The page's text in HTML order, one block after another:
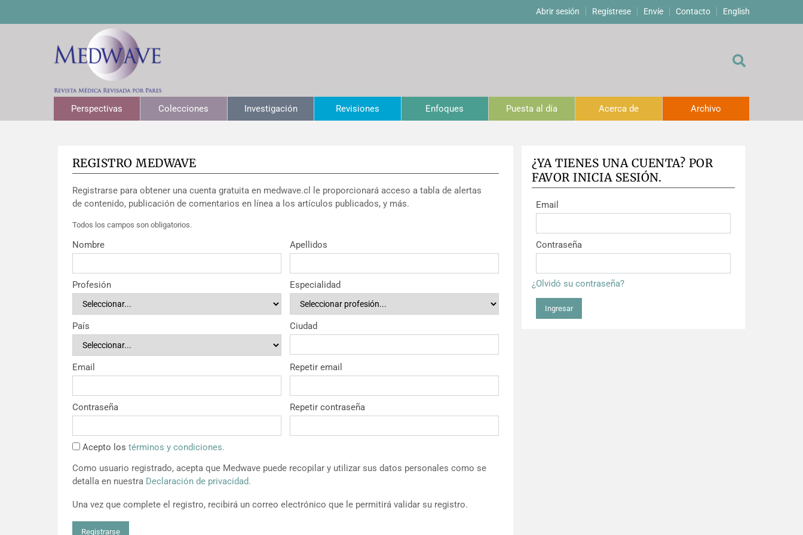
Abrir sesión Regístrese Envíe Contacto English
Perspectivas Colecciones Investigación Revisiones Enfoques Puesta al día Acerca de Archivo
REGISTRO MEDWAVE
Registrarse para obtener una cuenta gratuita en medwave.cl le proporcionará acceso a tabla de alertas
de contenido, publicación de comentarios en línea a los artículos publicados, y más.
Todos los campos son obligatorios.
Nombre Apellidos
Profesión Especialidad
País Ciudad
Email Repetir email
Contraseña Repetir contraseña
Acepto los términos y condiciones.
Como usuario registrado, acepta que Medwave puede recopilar y utilizar sus datos personales como se
detalla en nuestra Declaración de privacidad.
Una vez que complete el registro, recibirá un correo electrónico que le permitirá validar su registro.
Registrarse
¿YA TIENES UNA CUENTA? POR
FAVOR INICIA SESIÓN.
Email
Contraseña
¿Olvidó su contraseña?
Ingresar